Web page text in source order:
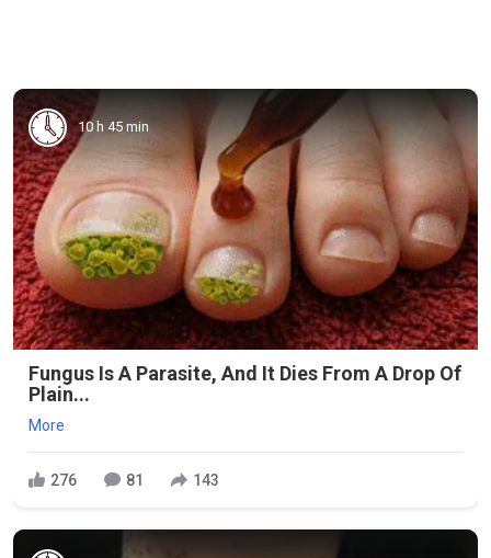
10 h 45 min
Fungus Is A Parasite, And It Dies From A Drop Of
Plain...
More
276 81 143